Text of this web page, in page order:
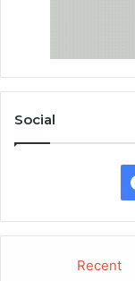
Social
Recent